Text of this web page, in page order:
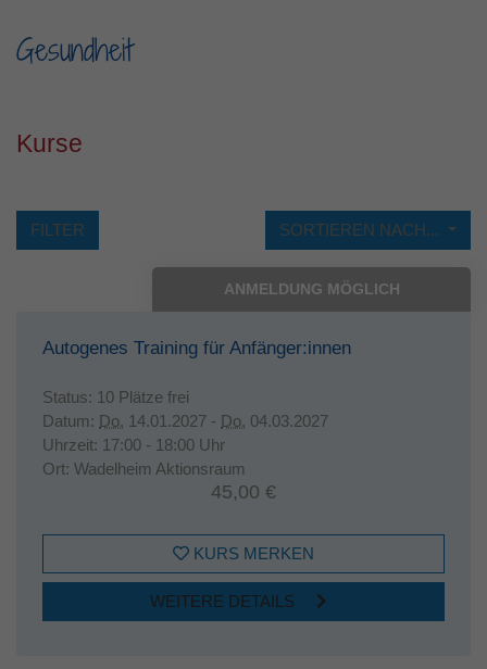
Gesundheit
Kurse
SORTIEREN NACH...
FILTER
ANMELDUNG MÖGLICH
Autogenes Training für Anfänger:innen
Status: 10 Plätze frei
Datum: Do. 14.01.2027 - Do. 04.03.2027
Uhrzeit: 17:00 - 18:00 Uhr
Ort: Wadelheim Aktionsraum
45,00 €
KURS MERKEN
WEITERE DETAILS